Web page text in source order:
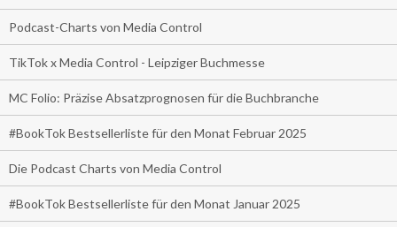
Podcast-Charts von Media Control
TikTok x Media Control - Leipziger Buchmesse
MC Folio: Präzise Absatzprognosen für die Buchbranche
#BookTok Bestsellerliste für den Monat Februar 2025
Die Podcast Charts von Media Control
#BookTok Bestsellerliste für den Monat Januar 2025